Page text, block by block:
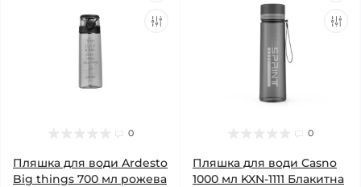
0
Пляшка для води Ardesto
Big things 700 мл рожева
0
Пляшка для води Casno
1000 мл KXN-1111 Блакитна